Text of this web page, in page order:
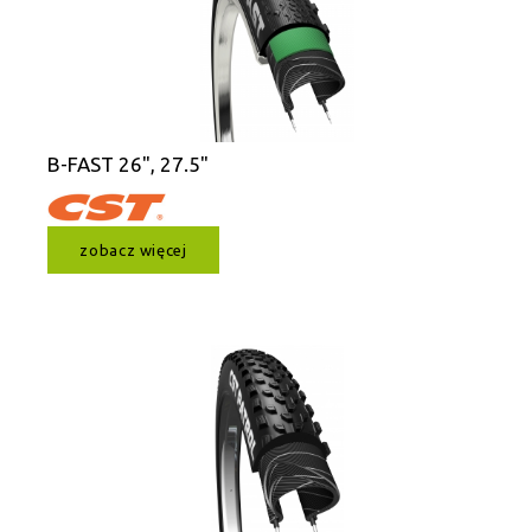
B-FAST 26", 27.5"
zobacz więcej